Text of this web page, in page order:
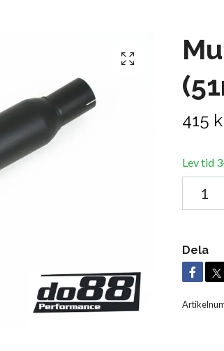
415
Lev tid
Dela